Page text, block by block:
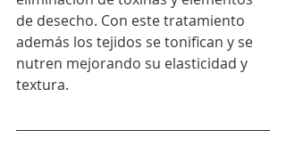
de desecho. Con este tratamiento
además los tejidos se tonifican y se
nutren mejorando su elasticidad y
textura.